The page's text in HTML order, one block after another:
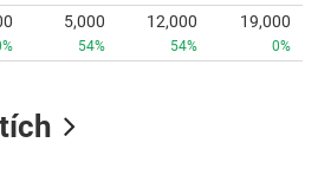
5,000
54%
12,000
54%
19,000
0%